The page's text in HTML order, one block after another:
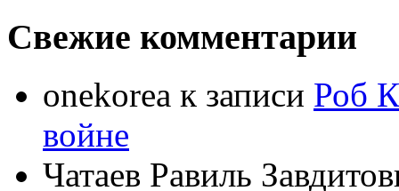
Свежие комментарии
onekorea к записи Роб
войне
Чатаев Равиль